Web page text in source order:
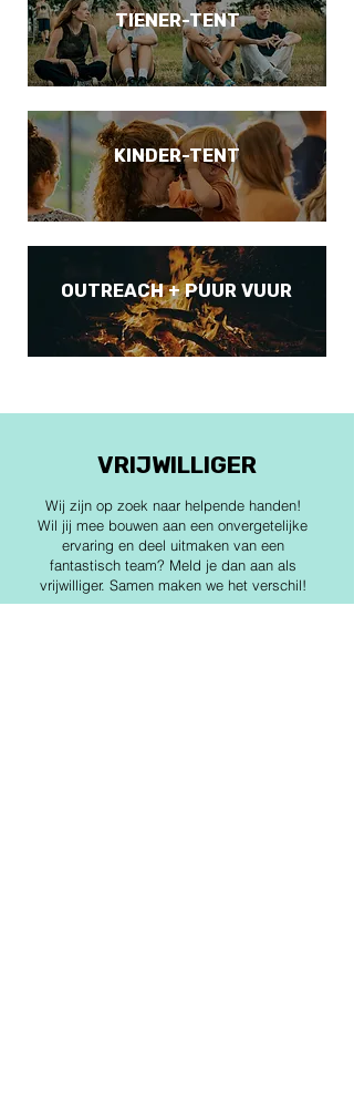
TIENER-TENT
KINDER-TENT
OUTREACH + PUUR VUUR
VRIJWILLIGER
Wij zijn op zoek naar helpende handen!
Wil jij mee bouwen aan een onvergetelijke
ervaring en deel uitmaken van een
fantastisch team? Meld je dan aan als
vrijwilliger. Samen maken we het verschil!